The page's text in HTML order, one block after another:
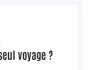
voyage ?